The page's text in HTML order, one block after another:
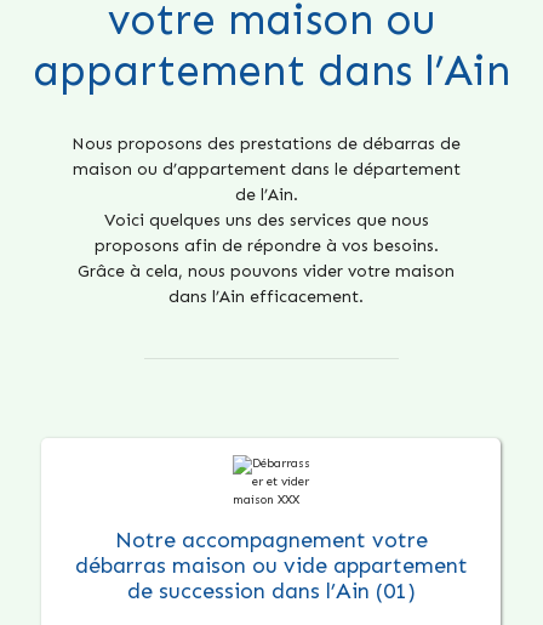
votre maison ou
appartement dans l’Ain
Nous proposons des prestations de débarras de
maison ou d’appartement dans le département
de l’Ain.
Voici quelques uns des services que nous
proposons afin de répondre à vos besoins.
Grâce à cela, nous pouvons vider votre maison
dans l’Ain efficacement.
Notre accompagnement votre
débarras maison ou vide appartement
de succession dans l’Ain (01)